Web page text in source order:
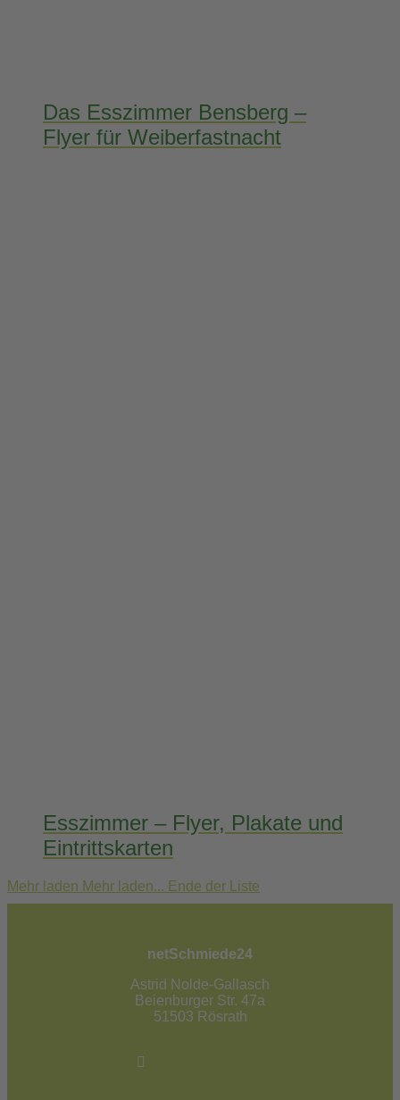
Das Esszimmer Bensberg –
Flyer für Weiberfastnacht
Esszimmer – Flyer, Plakate und
Eintrittskarten
Mehr laden Mehr laden... Ende der Liste
netSchmiede24
Astrid Nolde-Gallasch
Beienburger Str. 47a
51503 Rösrath